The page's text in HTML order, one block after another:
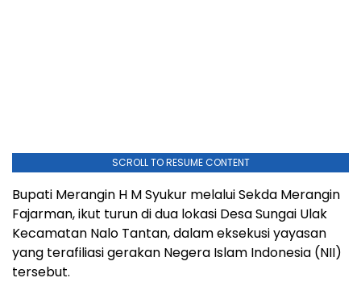
SCROLL TO RESUME CONTENT
Bupati Merangin H M Syukur melalui Sekda Merangin
Fajarman, ikut turun di dua lokasi Desa Sungai Ulak
Kecamatan Nalo Tantan, dalam eksekusi yayasan
yang terafiliasi gerakan Negera Islam Indonesia (NII)
tersebut.